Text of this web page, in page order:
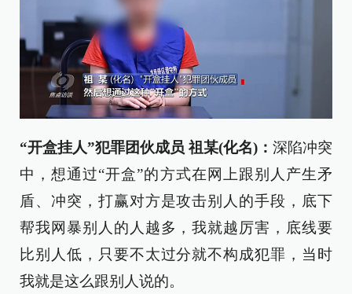
“开盒挂人”犯罪团伙成员 祖某(化名) ： 深陷冲突
中，想通过“开盒”的方式在网上跟别人产生矛
盾、冲突，打赢对方是攻击别人的手段，底下
帮我网暴别人的人越多，我就越厉害，底线要
比别人低，只要不太过分就不构成犯罪，当时
我就是这么跟别人说的。